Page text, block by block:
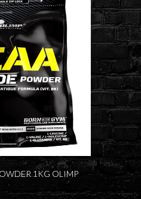
1KG OLIMP